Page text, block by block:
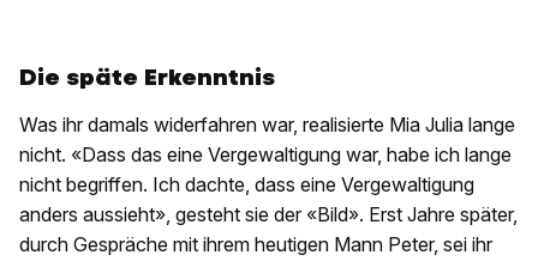
Die späte Erkenntnis
Was ihr damals widerfahren war, realisierte Mia Julia lange
nicht. «Dass das eine Vergewaltigung war, habe ich lange
nicht begriffen. Ich dachte, dass eine Vergewaltigung
anders aussieht», gesteht sie der «Bild». Erst Jahre später,
durch Gespräche mit ihrem heutigen Mann Peter, sei ihr